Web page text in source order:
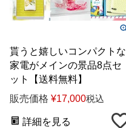
貰うと嬉しいコンパクトな
家電がメインの景品8点セ
ット【送料無料】
販売価格 ¥17,000税込
詳細を見る